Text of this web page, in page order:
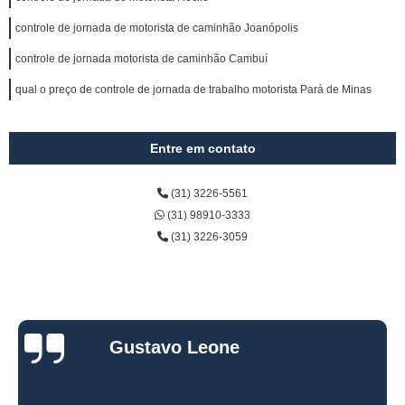
controle de jornada de motorista de caminhão Joanópolis
controle de jornada motorista de caminhão Cambuí
qual o preço de controle de jornada de trabalho motorista Pará de Minas
Entre em contato
(31) 3226-5561
(31) 98910-3333
(31) 3226-3059
Gustavo Leone